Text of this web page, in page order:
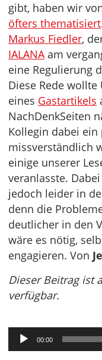
gibt, haben wir
öfters thematisiert
Markus Fiedler,
IALANAam
eine Regulierung
Diese Rede
eines Gastartikels
NachDenkSeiten
Kollegin dabei ein
missverständlich
einige unserer
veranlasste.
jedoch leider in
denn die
deutlicher in den
wäre es nötig,
engagieren. Von
Dieser Beitrag ist
verfügbar.
Audio-
Player
00:00